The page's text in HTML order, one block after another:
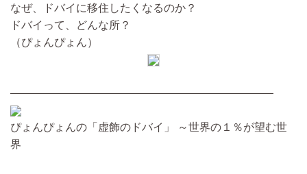
なぜ、ドバイに移住したくなるのか？
ドバイって、どんな所？
（ぴょんぴょん）
————————————————————————
ぴょんぴょんの「虚飾のドバイ」 ～世界の１％が望む世
界